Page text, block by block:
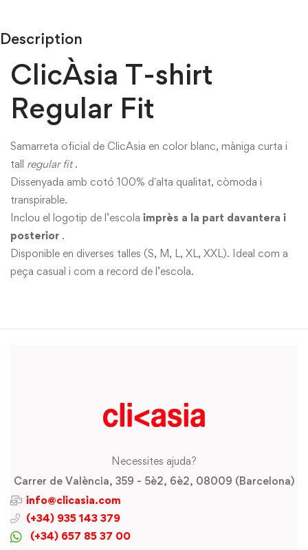
Description
ClicÀsia T-shirt
Regular Fit
Samarreta oficial de ClicAsia en color blanc, màniga curta i
tall regular fit.
Dissenyada amb cotó 100% d´alta qualitat, còmoda i
transpirable.
Inclou el logotip de l’escola imprès a la part davantera i
posterior .
Disponible en diverses talles (S, M, L, XL, XXL). Ideal com a
peça casual i com a record de l’escola.
Necessites ajuda?
Carrer de València, 359 - 5è2, 6è2, 08009 (Barcelona)
info@clicasia.com
(+34) 935 143 379
(+34) 657 85 37 00